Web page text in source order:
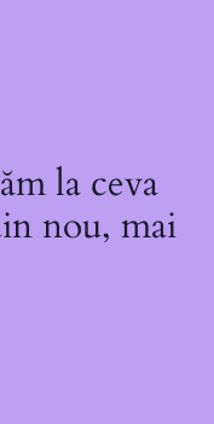
la ceva
nou, mai